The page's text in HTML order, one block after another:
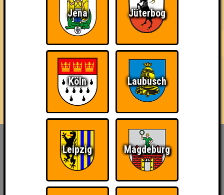
3. Stranger Drinks
13 12 10 35
3. geeignet & befähigt
12 13 10 35
Inhaber & Geschäftsführer:
Georg Martin // Quizlabor
Sandower Straße 56
info@quizlabor.de
Jena Jüterbog
Köln Laubusch
Leipzig Magdeburg